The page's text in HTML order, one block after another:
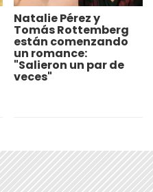
Natalie Pérez y
Tomás Rottemberg
están comenzando
un romance:
"Salieron un par de
veces"